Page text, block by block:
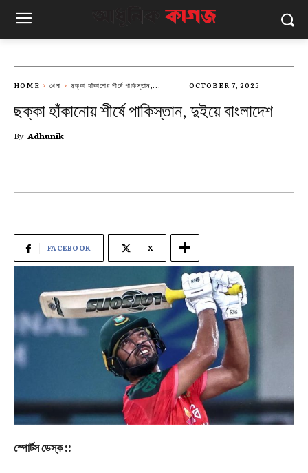
HOME খেলা ছক্কা হাঁকানোয় শীর্ষে পাকিস্তান,... OCTOBER 7, 2025
ছক্কা হাঁকানোয় শীর্ষে পাকিস্তান, দুইয়ে বাংলাদেশ
By Adhunik
FACEBOOK X
স্পোর্টস ডেস্ক ::